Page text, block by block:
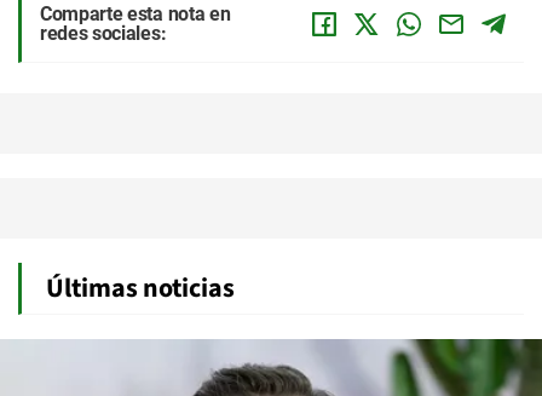
Comparte esta nota en
redes sociales:
Últimas noticias